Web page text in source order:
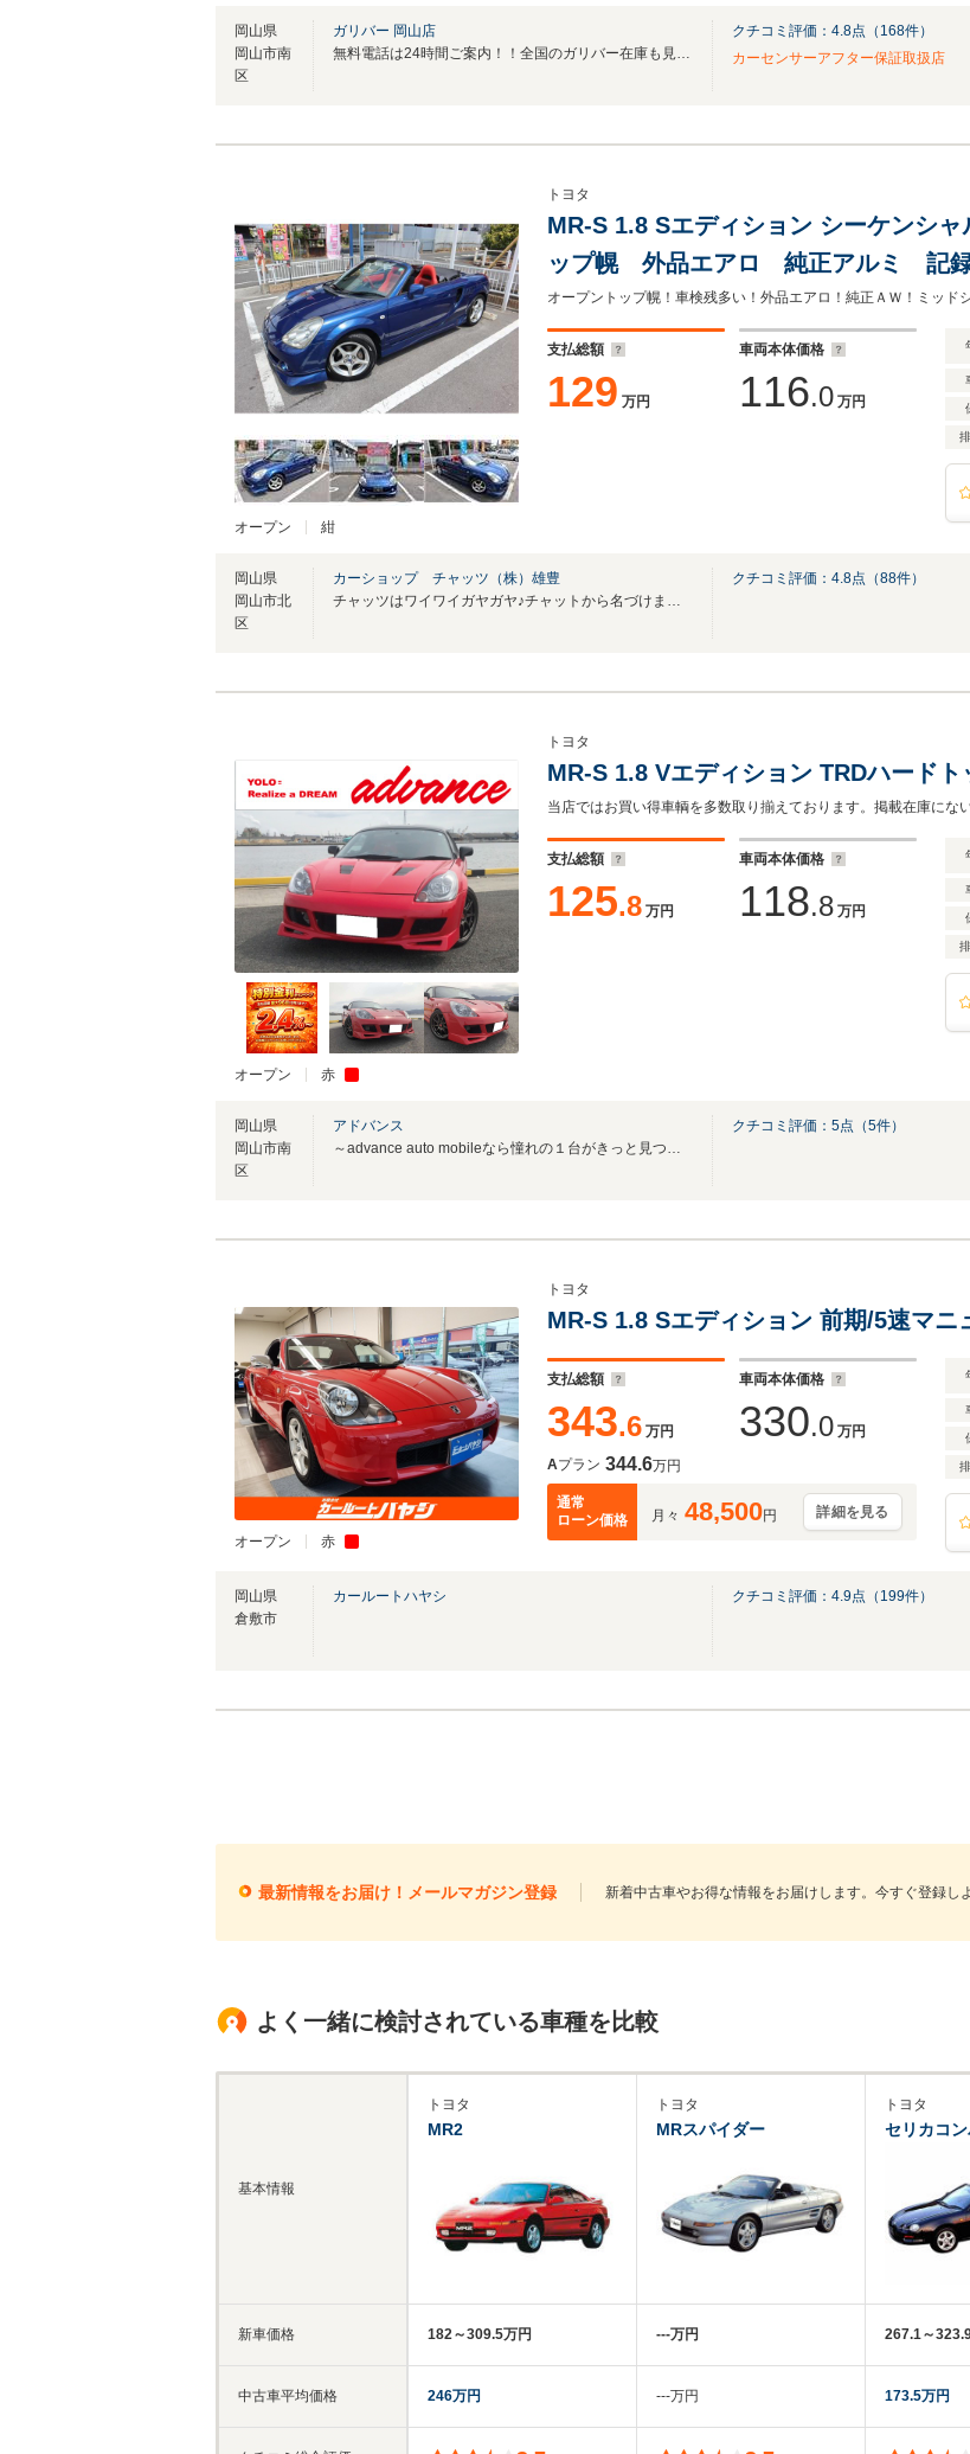
岡山県
岡山市南
区
ガリバー 岡山店
無料電話は24時間ご案内！！全国のガリバー在庫も見たい方は一括照会が可能です！
クチコミ評価： 4.8点（ 168件）
カーセンサーアフター保証取扱店
オープン 紺
トヨタ
MR-S 1.8 Sエディション シーケンシ
ップ幌 外品エアロ 純正アルミ
ングチェーン式
支払総額
129 万円
車両本体価格
116.0 万円
岡山県
岡山市北
区
カーショップ チャッツ（株）雄豊
チャッツはワイワイガヤガヤ♪チャットから名づけました。楽しい車のテーマパークです
クチコミ評価： 4.8点（88件）
オープン 赤
トヨタ
MR-S 1.8 Vエディション TRDハード
支払総額
125.8 万円
車両本体価格
118.8 万円
岡山県
岡山市南
区
アドバンス
～advance auto mobileなら憧れの１台がきっと見つかる～
クチコミ評価： 5点（5件）
オープン 赤
トヨタ
MR-S 1.8 Sエディション 前期/5速マ
支払総額
343.6 万円
車両本体価格
330.0 万円
Aプラン 344.6万円
通常
ローン価格
月々 48,500円 詳細を見る
岡山県
倉敷市
カールートハヤシ クチコミ評価： 4.9点（ 199件）
最新情報をお届け！メールマガジン登録 新着中古車やお得な情報をお届けします。今すぐ登録し
よく一緒に検討されている車種を比較
基本情報
新車価格
中古車平均価格
トヨタ
MR2
182～309.5万円
246万円
トヨタ
MRスパイダー
‐‐‐万円
‐‐‐万円
トヨタ
セリカコ
267.1～
173.5万円